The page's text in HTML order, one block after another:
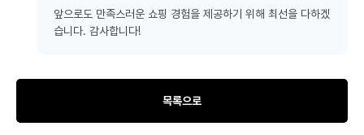
앞으로도 만족스러운 쇼핑 경험을 제공하기 위해 최선을 다하겠
습니다. 감사합니다!
목록으로